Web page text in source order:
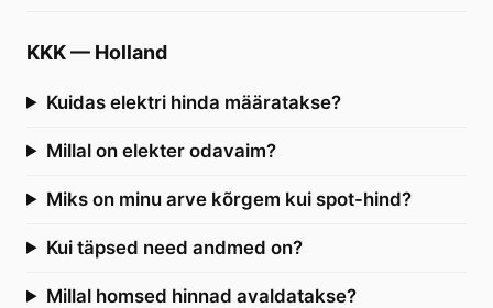
KKK— Holland
Kuidas elektri hinda määratakse?
Millal on elekter odavaim?
Miks on minu arve kõrgem kui spot-hind?
Kui täpsed need andmed on?
Millal homsed hinnad avaldatakse?